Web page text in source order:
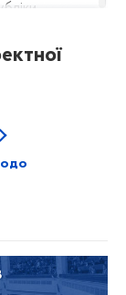
Кабінетом